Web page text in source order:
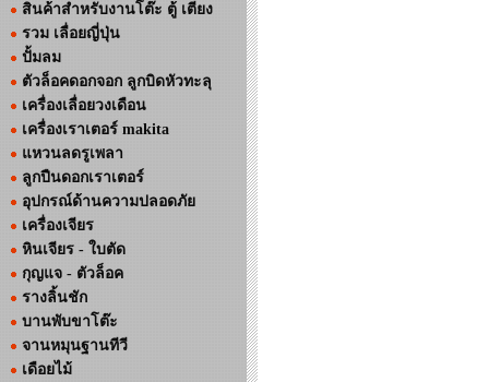
สินค้าสำหรับงานโต๊ะ ตู้ เตียง
รวม เลื่อยญี่ปุ่น
ปั้มลม
ตัวล็อคดอกจอก ลูกบิดหัวทะลุ
เครื่องเลื่อยวงเดือน
เครื่องเราเตอร์ makita
แหวนลดรูเพลา
ลูกปืนดอกเราเตอร์
อุปกรณ์ด้านความปลอดภัย
เครื่องเจียร
หินเจียร - ใบตัด
กุญแจ - ตัวล็อค
รางลิ้นชัก
บานพับขาโต๊ะ
จานหมุนฐานทีวี
เดือยไม้